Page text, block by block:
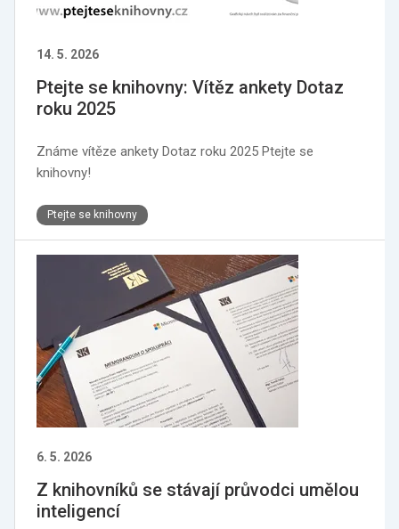
14. 5. 2026
Ptejte se knihovny: Vítěz ankety Dotaz
roku 2025
Známe vítěze ankety Dotaz roku 2025 Ptejte se
knihovny!
Ptejte se knihovny
6. 5. 2026
Z knihovníků se stávají průvodci umělou
inteligencí